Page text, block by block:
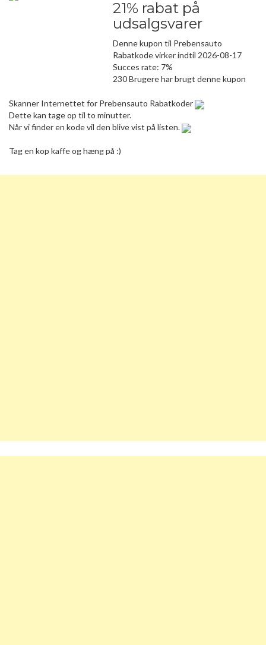
21% rabat på
udsalgsvarer
Denne kupon til Prebensauto
Rabatkode virker indtil 2026-08-17
Succes rate: 7%
230 Brugere har brugt denne kupon
Skanner Internettet for Prebensauto Rabatkoder
Dette kan tage op til to minutter.
Når vi finder en kode vil den blive vist på listen.
Tag en kop kaffe og hæng på :)